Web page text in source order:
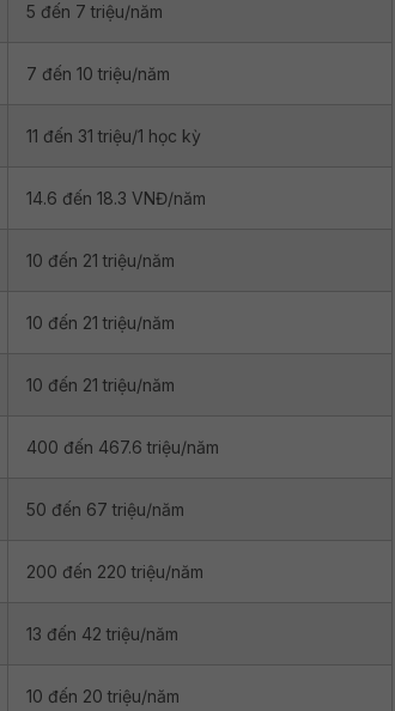
5 đến 7 triệu/năm
7 đến 10 triệu/năm
11 đến 31 triệu/1 học kỳ
14.6 đến 18.3 VNĐ/năm
10 đến 21 triệu/năm
10 đến 21 triệu/năm
10 đến 21 triệu/năm
400 đến 467.6 triệu/năm
50 đến 67 triệu/năm
200 đến 220 triệu/năm
13 đến 42 triệu/năm
10 đến 20 triệu/năm